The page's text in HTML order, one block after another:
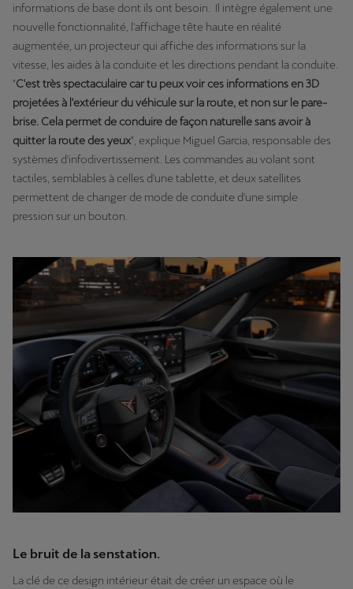
informations de base dont ils ont besoin. Il intègre également une
nouvelle fonctionnalité, l'affichage tête haute en réalité
augmentée, un projecteur qui affiche des informations sur la
vitesse, les aides à la conduite et les directions pendant la conduite.
"C'est très spectaculaire car tu peux voir ces informations en 3D
projetées à l'extérieur du véhicule sur la route, et non sur le pare-
brise. Cela permet de conduire de façon naturelle sans avoir à
quitter la route des yeux", explique Miguel Garcia, responsable des
systèmes d'infodivertissement. Les commandes au volant sont
tactiles, semblables à celles d'une tablette, et deux satellites
permettent de changer de mode de conduite d'une simple
pression sur un bouton.
Le bruit de la senstation.
La clé de ce design intérieur était de créer un espace où le